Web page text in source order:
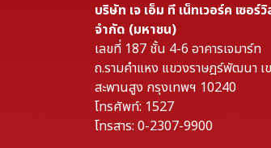
บริษัท เจ เอ็ม ที เน็ทเวอร์ค เซอร์วิ
จำกัด (มหาชน)
เลขที่ 187 ชั้น 4-6 อาคารเจมาร์ท
ถ.รามคำแหง แขวงราษฎร์พัฒนา เ
สะพานสูง กรุงเทพฯ 10240
โทรศัพท์: 1527
โทรสาร: 0-2307-9900